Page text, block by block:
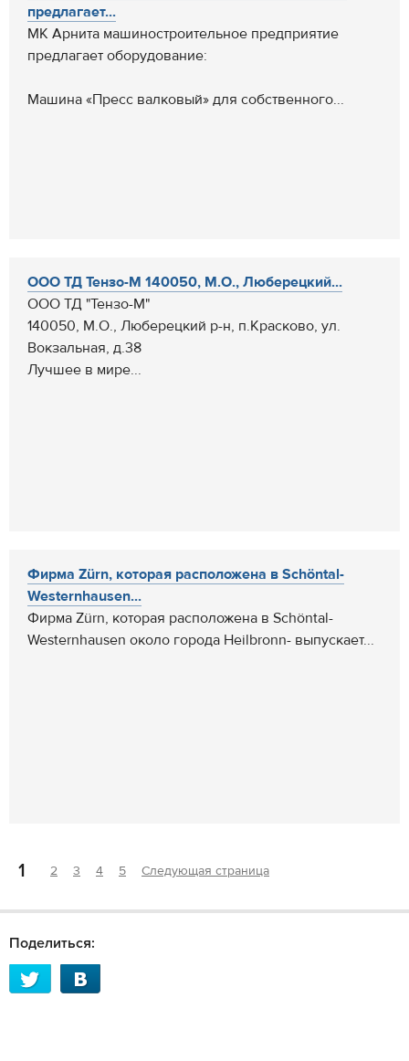
предлагает...
МК Арнита машиностроительное предприятие
предлагает оборудование:
Машина «Пресс валковый» для собственного...
ООО ТД Тензо-М 140050, М.О., Люберецкий...
ООО ТД "Тензо-М"
140050, М.О., Люберецкий р-н, п.Красково, ул.
Вокзальная, д.38
Лучшее в мире...
Фирма Zürn, которая расположена в Schöntal-
Westernhausen...
Фирма Zürn, которая расположена в Schöntal-
Westernhausen около города Heilbronn- выпускает...
1 2 3 4 5 Следующая страница
Поделиться: